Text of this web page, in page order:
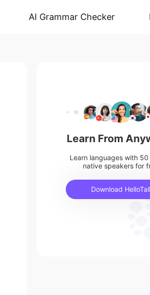
AI Grammar Checker
Learn From
Learn languages with 50
native speakers for
Download